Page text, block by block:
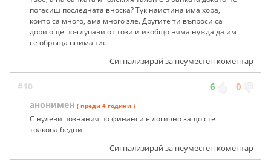
погасиш последната вноска? Тук наистина има хора,
които са много, ама много зле. Другите ти въпроси са
дори още по-глупави от този и изобщо няма нужда да им
се обръща внимание.
Сигнализирай за неуместен коментар
#10 6 0
анонимен ( преди 4 години )
С нулеви познания по финанси е логично защо сте
толкова бедни.
Сигнализирай за неуместен коментар